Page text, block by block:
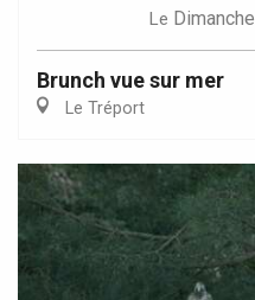
Le Dimanche
Brunch vue sur mer
Le Tréport